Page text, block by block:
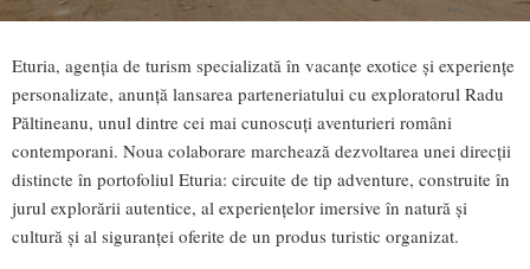
Eturia, agenția de turism specializată în vacanțe exotice și experiențe
personalizate, anunță lansarea parteneriatului cu exploratorul Radu
Păltineanu, unul dintre cei mai cunoscuți aventurieri români
contemporani. Noua colaborare marchează dezvoltarea unei direcții
distincte în portofoliul Eturia: circuite de tip adventure, construite în
jurul explorării autentice, al experiențelor imersive în natură și
cultură și al siguranței oferite de un produs turistic organizat.